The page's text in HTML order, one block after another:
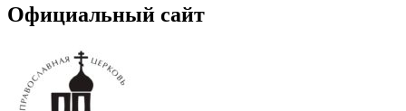
Официальный сайт